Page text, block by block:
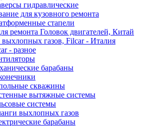
гидравлические
для кузовного ремонта
стапели
ремонта Головок двигателей, Китай
газов, Filcar - Италия
- разное
барабаны
скважины
вытяжные системы
системы
выхлопных газов
барабаны